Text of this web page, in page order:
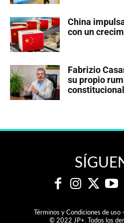
China
con un
Fabrizio
su propio
Términos y Condiciones de uso
© 2022 JP+. Todos los